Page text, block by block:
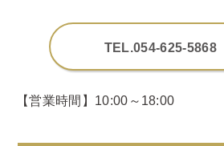
TEL.054-625-5868
【営業時間】10:00～18:00